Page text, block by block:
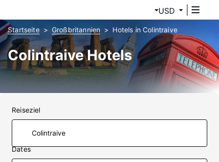
USD
Startseite Großbritannien Hotels in Colintraive
Colintraive Hotels
Reiseziel
Dates